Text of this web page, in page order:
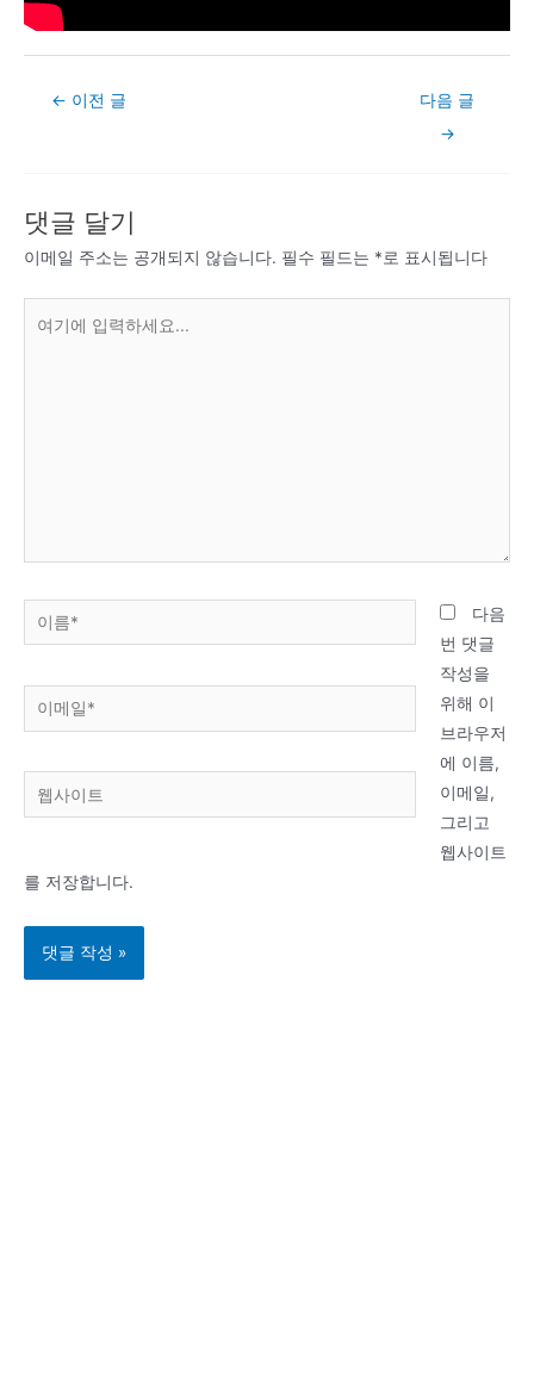
Post← 이전 글
다음 글
→
댓글 달기
이메일 주소는 공개되지 않습니다. 필수 필드는 *로 표시됩니다
름
메
사
트
다음
번 댓글
작성을
위해 이
브라우저
에 이름,
이메일,
그리고
웹사이트
를 저장합니다.